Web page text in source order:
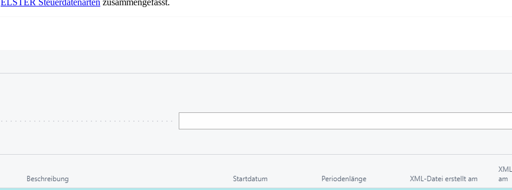
ELSTER Steuerdatenarten zusammengefasst.